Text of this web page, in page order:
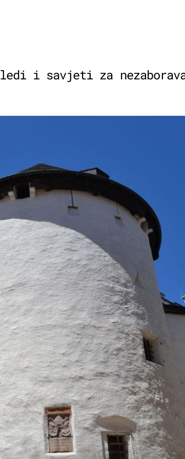
i savjeti za
+1
na jugu
kupališta na koja
roniti i skakati
NAJLJEPŠA NA
uvala na
i signala